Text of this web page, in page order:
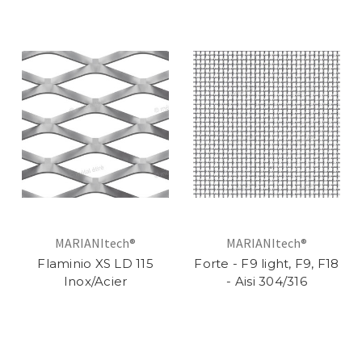
MARIANItech®
Flaminio XS LD 115
Inox/Acier
MARIANItech®
Forte - F9 light, F9, F18
- Aisi 304/316